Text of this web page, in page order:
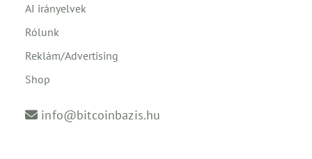
AI irányelvek
Rólunk
Reklám/Advertising
Shop
info@bitcoinbazis.hu